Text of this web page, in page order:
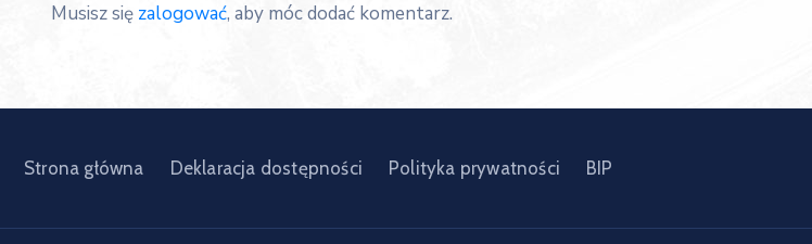
Musisz się zalogować, aby móc dodać komentarz.
Strona główna Deklaracja dostępności Polityka prywatności BIP